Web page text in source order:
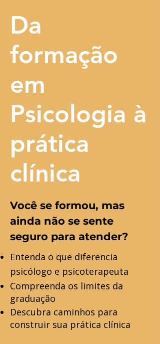
Da
formação
em
Psicologia à
prática
clínica
Você se formou, mas
ainda não se sente
seguro para atender?
Entenda o que diferencia
psicólogo e psicoterapeuta
Compreenda os limites da
graduação
Descubra caminhos para
construir sua prática clínica